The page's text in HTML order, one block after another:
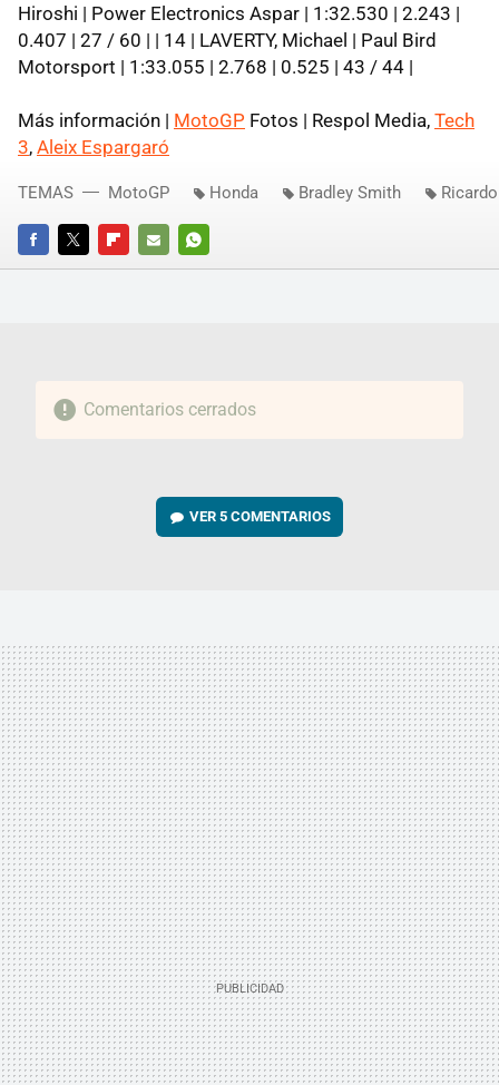
Hiroshi | Power Electronics Aspar | 1:32.530 | 2.243 |
0.407 | 27 / 60 | | 14 | LAVERTY, Michael | Paul Bird
Motorsport | 1:33.055 | 2.768 | 0.525 | 43 / 44 |
Más información | MotoGP Fotos | Respol Media, Tech
3, Aleix Espargaró
FACEBOOKTWITTERFLIPBOARD
E-
WHATSAPP
TEMAS MotoGP Honda Bradley Smith
Comentarios cerrados
VER5 COMENTARIOS